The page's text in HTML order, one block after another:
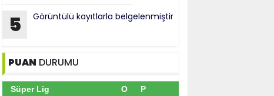
5 Görüntülü kayıtlarla belgelenmiştir
PUAN DURUMU
Süper Lig O P